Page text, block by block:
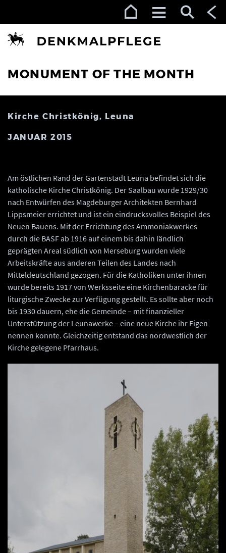
MONUMENT OF THE MONTH
Kirche Christkönig, Leuna
JANUAR 2015
Am östlichen Rand der Gartenstadt Leuna befindet sich die
katholische Kirche Christkönig. Der Saalbau wurde 1929/30
nach Entwürfen des Magdeburger Architekten Bernhard
Lippsmeier errichtet und ist ein eindrucksvolles Beispiel des
Neuen Bauens. Mit der Errichtung des Ammoniakwerkes
durch die BASF ab 1916 auf einem bis dahin ländlich
geprägten Areal südlich von Merseburg wurden viele
Arbeitskräfte aus anderen Teilen des Landes nach
Mitteldeutschland gezogen. Für die Katholiken unter ihnen
wurde bereits 1917 von Werksseite eine Kirchenbaracke für
liturgische Zwecke zur Verfügung gestellt. Es sollte aber noch
bis 1930 dauern, ehe die Gemeinde – mit finanzieller
Unterstützung der Leunawerke – eine neue Kirche ihr Eigen
nennen konnte. Gleichzeitig entstand das nordwestlich der
Kirche gelegene Pfarrhaus.